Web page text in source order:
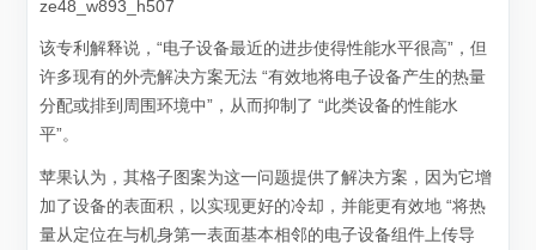
该专利解释说，“电子设备最近的进步使得性能水平很高”，但
许多现有的外壳解决方案无法 “有效地将电子设备产生的热量
分配或排到周围环境中”，从而抑制了 “此类设备的性能水
平”。
苹果认为，其格子图案为这一问题提供了解决方案，因为它增
加了设备的表面积，以实现更好的冷却，并能更有效地 “将热
量从定位在与机身第一表面基本相邻的电子设备组件上传导